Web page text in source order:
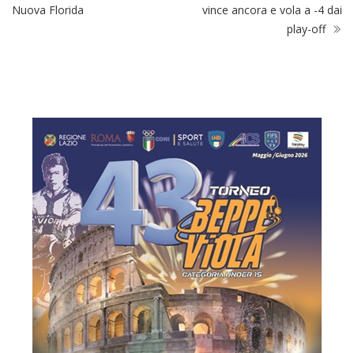
Nuova Florida
vince ancora e vola a -4 dai
play-off